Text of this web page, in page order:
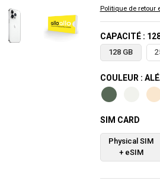
Politique de retour
CAPACITÉ :
128 GB
COULEUR :
SIM CARD
Physical SIM
+ eSIM